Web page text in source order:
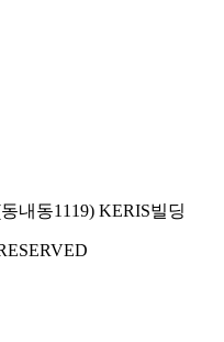
내동1119) KERIS빌딩